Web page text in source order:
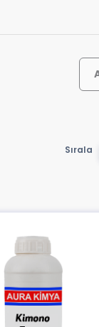
Sırala